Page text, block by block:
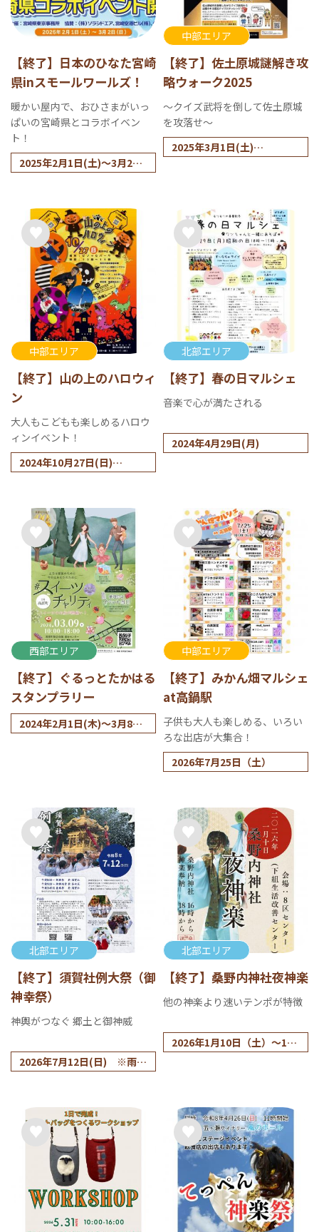
【終了】日本のひなた宮崎
県inスモールワールズ！
暖かい屋内で、おひさまがいっ
ぱいの宮崎県とコラボイベン
ト！
2025年2月1日(土)～3月2日
中部エリア
【終了】佐土原城謎解き攻
略ウォーク2025
～クイズ武将を倒して佐土原城
を攻落せ～
2025年3月1日(土)
中部エリア
【終了】山の上のハロウィ
ン
大人もこどもも楽しめるハロウ
ィンイベント！
2024年10月27日(日)
北部エリア
【終了】春の日マルシェ
音楽で心が満たされる
2024年4月29日(月)
西部エリア
【終了】ぐるっとたかはる
スタンプラリー
2024年2月1日(木)～3月8日
18時【チャリティースイー
ツイベント】
中部エリア
【終了】みかん畑マルシェ
at高鍋駅
子供も大人も楽しめる、いろい
ろな出店が大集合！
2026年7月25日（土）
北部エリア
【終了】須賀社例大祭（御
神幸祭）
神輿がつなぐ 郷土と御神威
2026年7月12日(日) ※雨天
北部エリア
【終了】桑野内神社夜神楽
他の神楽より速いテンポが特徴
2026年1月10日（土）～11